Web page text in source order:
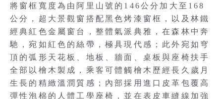
將窗框寬度為由阿里山號的146公分加大至168
公分，超大景觀窗搭配黑色烤漆窗框，以及林鐵
經典紅色金屬窗台，整體氣派典雅，在森林中奔
馳，宛如紅色的絲帶，極具現代感；此外宛如穹
頂的弧形天花板、地板、牆面、桌板與座椅扶手
全部以檜木製成，乘客可體觸檜木歷經長久歲月
生長的精緻溫潤質感；內部採用進口皮革包覆高
彈性泡棉的人體工學座椅，並在表皮車縫線加強